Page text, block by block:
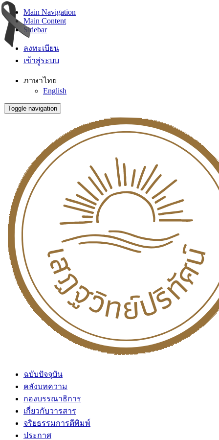
Main Navigation
Main Content
Sidebar
ลงทะเบียน
เข้าสู่ระบบ
ภาษาไทย
English
Toggle navigation
ฉบับปัจจุบัน
คลังบทความ
กองบรรณาธิการ
เกี่ยวกับวารสาร
จริยธรรมการตีพิมพ์
ประกาศ